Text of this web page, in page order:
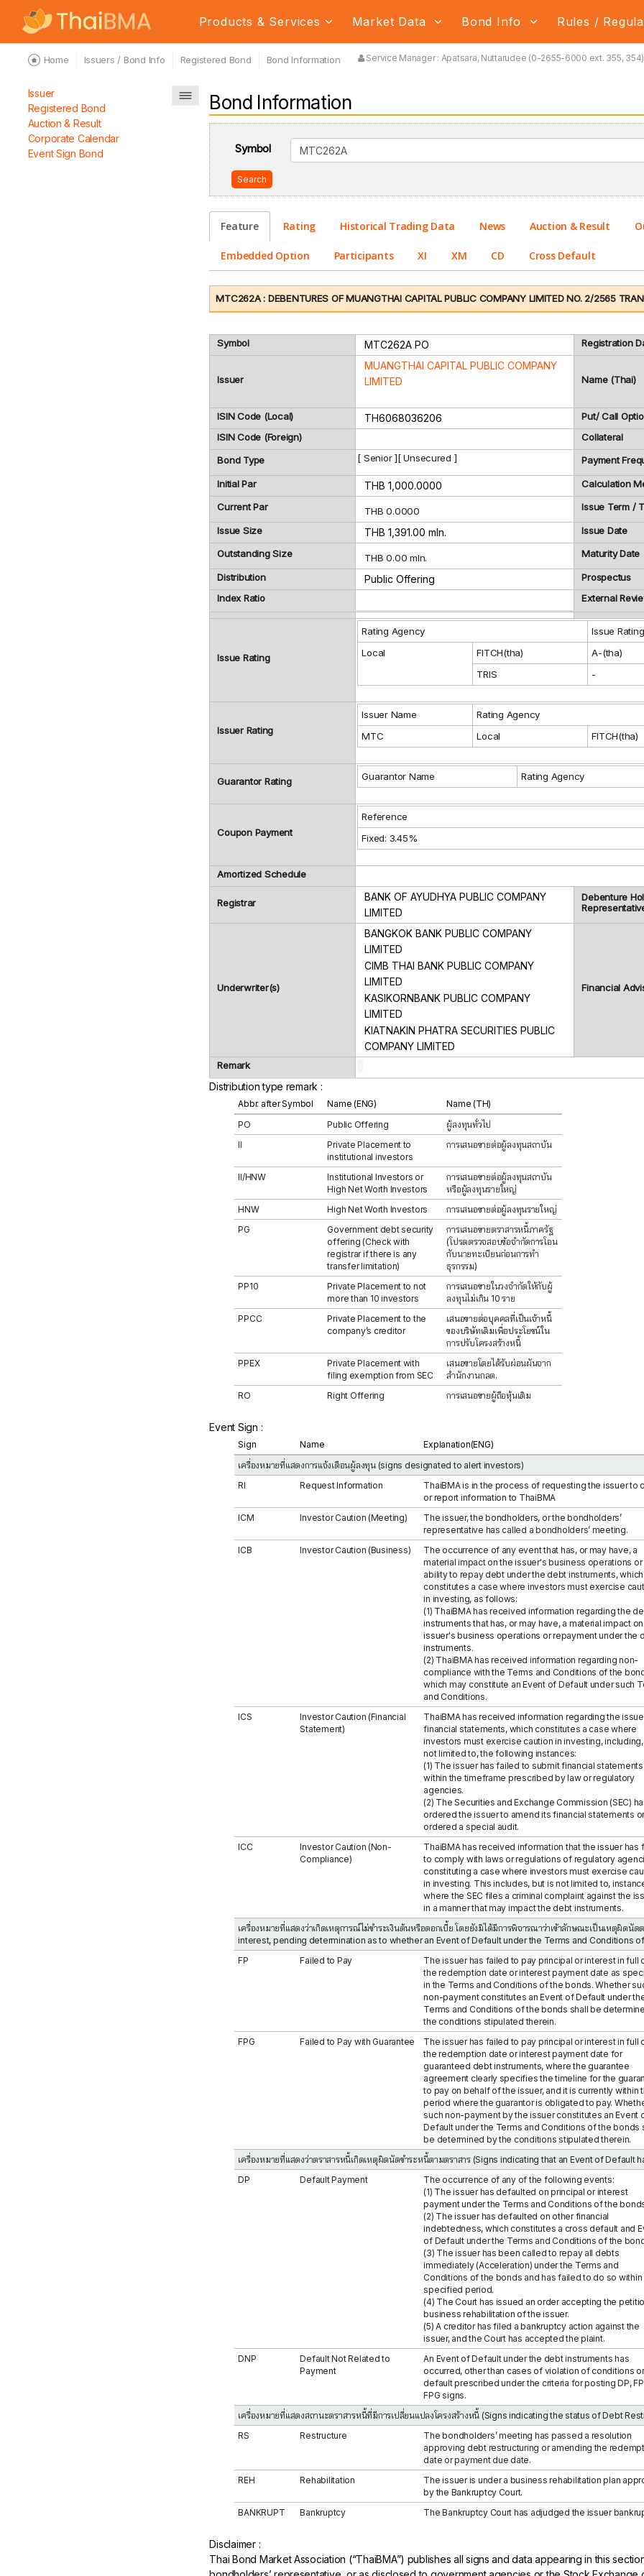
Products & Services Market Data Bond Info Rules /
Home Issuers / Bond Info Registered Bond Bond Information Service Manager : Apatsara, Nuttarudee (0-2655-6000 ext. 355,
Issuer
Registered Bond
Auction & Result
Corporate Calendar
Event Sign Bond
Bond Information
Symbol
Search
Feature Rating Historical Trading Data News Auction & Result
Embedded Option Participants XI XM CD Cross Default
MTC262A : DEBENTURES OF MUANGTHAI CAPITAL PUBLIC COMPANY LIMITED NO. 2/2565
Symbol MTC262A PO Registration
Issuer
MUANGTHAI CAPITAL PUBLIC COMPANY
LIMITED
Name (Thai)
ISIN Code (Local) TH6068036206 Put/ Call
ISIN Code (Foreign) Collateral
Bond Type [ Senior ][ Unsecured ] Payment
Initial Par THB 1,000.0000 Calculation
Current Par THB 0.0000 Issue Term /
Issue Size THB 1,391.00 mln. Issue Date
Outstanding Size THB 0.00 mln. Maturity Date
Distribution Public Offering
Prospectus
Index Ratio
External
Issue Rating
Rating Agency Issue Rating
Local
FITCH(tha) A-(tha)
TRIS
-
Issuer Rating
Issuer Name Rating Agency
MTC
Local FITCH(tha)
Guarantor Rating Guarantor Name Rating Agency
Coupon Payment
Reference
Fixed: 3.45%
Amortized Schedule
Registrar
BANK OF AYUDHYA PUBLIC COMPANY
LIMITED
Debenture
Underwriter(s)
BANGKOK BANK PUBLIC COMPANY
LIMITED
CIMB THAI BANK PUBLIC COMPANY
LIMITED
KASIKORNBANK PUBLIC COMPANY
LIMITED
KIATNAKIN PHATRA SECURITIES PUBLIC
COMPANY LIMITED
Financial
Remark
Distribution type remark :
Abbr. after Symbol Name (ENG)
Name (TH)
PO
Public Offering
ผู้ลงทุนทั่วไป
II
Private Placement to
institutional investors
การเสนอขายต่อผู้ลงทุนสถาบัน
II/HNW
Institutional Investors or
High Net Worth Investors
การเสนอขายต่อผู้ลงทุนสถาบัน
หรือผู้ลงทุนรายใหญ่
HNW
High Net Worth Investors
การเสนอขายต่อผู้ลงทุนรายใหญ่
PG
Government debt security
offering (Check with
registrar if there is any
transfer limitation)
การเสนอขายตราสารหนี้ภาครัฐ
(โปรดตรวจสอบข้อจำกัดการโอน
กับนายทะเบียนก่อนการทำ
ธุรกรรม)
PP10
Private Placement to not
more than 10 investors
การเสนอขายในวงจำกัดให้กับผู้
ลงทุนไม่เกิน 10 ราย
PPCC
Private Placement to the
company’s creditor
เสนอขายต่อบุคคลที่เป็นเจ้าหนี้
ของบริษัทเดิมเพื่อประโยชน์ใน
การปรับโครงสร้างหนี้
PPEX
Private Placement with
filing exemption from SEC
เสนอขายโดยได้รับผ่อนผันจาก
สำนักงานกลต.
RO
Right Offering การเสนอขายผู้ถือหุ้นเดิม
Event Sign :
Sign Name Explanation(ENG)
เครื่องหมายที่แสดงการแจ้งเตือนผู้ลงทุน (signs designated to alert investors)
RI
Request Information
ThaiBMA is in the process of requesting the issuer to
or report information to ThaiBMA
ICM
Investor Caution (Meeting)
The issuer, the bondholders, or the bondholders’
representative has called a bondholders’ meeting.
ICB Investor Caution (Business)
The occurrence of any event that has, or may have, a
material impact on the issuer's business operations or
ability to repay debt under the debt instruments, which
constitutes a case where investors must exercise
in investing, as follows:
(1) ThaiBMA has received information regarding the
instruments that has, or may have, a material impact
issuer's business operations or repayment under the
instruments.
(2) ThaiBMA has received information regarding non-
compliance with the Terms and Conditions of the
which may constitute an Event of Default under such
and Conditions.
ICS
Investor Caution (Financial
Statement)
ThaiBMA has received information regarding the
financial statements, which constitutes a case where
investors must exercise caution in investing,
not limited to, the following instances:
(1) The issuer has failed to submit financial statements
within the timeframe prescribed by law or regulatory
agencies.
(2) The Securities and Exchange Commission (SEC)
ordered the issuer to amend its financial statements
ordered a special audit.
ICC
Investor Caution (Non-
Compliance)
ThaiBMA has received information that the issuer has
to comply with laws or regulations of regulatory
constituting a case where investors must exercise
in investing. This includes, but is not limited to,
where the SEC files a criminal complaint against the
in a manner that may impact the debt instruments.
เครื่องหมายที่แสดงว่าเกิดเหตุการณ์ไม่ชำระเงินต้นหรือดอกเบี้ย โดยยังมิได้มีการพิจารณาว่าเข้าลักษณะเป็นเหตุผิ
interest, pending determination as to whether an Event of Default under the Terms and Conditions
FP
Failed to Pay
The issuer has failed to pay principal or interest in full
the redemption date or interest payment date as
in the Terms and Conditions of the bonds. Whether
non-payment constitutes an Event of Default under
Terms and Conditions of the bonds shall be
the conditions stipulated therein.
FPG Failed to Pay with Guarantee
The issuer has failed to pay principal or interest in full
the redemption date or interest payment date for
guaranteed debt instruments, where the guarantee
agreement clearly specifies the timeline for the
to pay on behalf of the issuer, and it is currently within
period where the guarantor is obligated to pay.
such non-payment by the issuer constitutes an Event
Default under the Terms and Conditions of the bonds
be determined by the conditions stipulated therein.
เครื่องหมายที่แสดงว่าตราสารหนี้เกิดเหตุผิดนัดชำระหนี้ตามตราสาร (Signs indicating that an Event of Default
DP
Default Payment
The occurrence of any of the following events:
(1) The issuer has defaulted on principal or interest
payment under the Terms and Conditions of the
(2) The issuer has defaulted on other financial
indebtedness, which constitutes a cross default and
of Default under the Terms and Conditions of the
(3) The issuer has been called to repay all debts
immediately (Acceleration) under the Terms and
Conditions of the bonds and has failed to do so within
specified period.
(4) The Court has issued an order accepting the
business rehabilitation of the issuer.
(5) A creditor has filed a bankruptcy action against the
issuer, and the Court has accepted the plaint.
DNP
Default Not Related to
Payment
An Event of Default under the debt instruments has
occurred, other than cases of violation of conditions or
default prescribed under the criteria for posting DP,
FPG signs.
เครื่องหมายที่แสดงสถานะตราสารหนี้ที่มีการเปลี่ยนแปลงโครงสร้างหนี้ (Signs indicating the status of Debt
RS
Restructure
The bondholders’ meeting has passed a resolution
approving debt restructuring or amending the
date or payment due date.
REH Rehabilitation
The issuer is under a business rehabilitation plan
by the Bankruptcy Court.
BANKRUPT
Bankruptcy The Bankruptcy Court has adjudged the issuer
Disclaimer :
Thai Bond Market Association (“ThaiBMA”) publishes all signs and data appearing in this